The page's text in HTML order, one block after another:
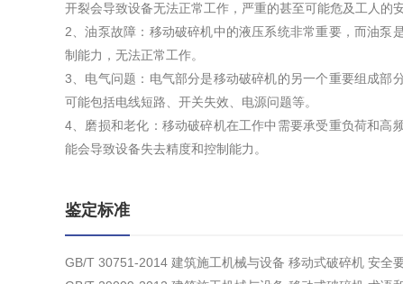
开裂会导致设备无法正常工作，严重的甚至可能危及工人的安
2、油泵故障：移动破碎机中的液压系统非常重要，而油
制能力，无法正常工作。
3、电气问题：电气部分是移动破碎机的另一个重要组成部
可能包括电线短路、开关失效、电源问题等。
4、磨损和老化：移动破碎机在工作中需要承受重负荷和高
能会导致设备失去精度和控制能力。
鉴定标准
GB/T 30751-2014 建筑施工机械与设备 移动式破碎机 安全